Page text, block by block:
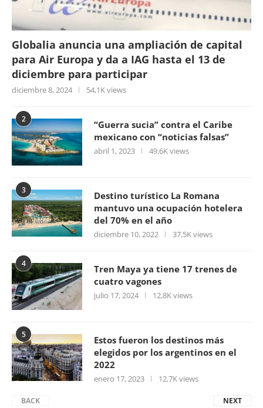
Globalia anuncia una ampliación de capital
para Air Europa y da a IAG hasta el 13 de
diciembre para participar
diciembre 8, 2024 54,1K views
2
“Guerra sucia” contra el Caribe
mexicano con “noticias falsas”
abril 1, 2023 49,6K views
3
Destino turístico La Romana
mantuvo una ocupación hotelera
del 70% en el año
diciembre 10, 2022 37,5K views
4
Tren Maya ya tiene 17 trenes de
cuatro vagones
julio 17, 2024 12,8K views
5
Estos fueron los destinos más
elegidos por los argentinos en el
2022
enero 17, 2023 12,7K views
BACK NEXT